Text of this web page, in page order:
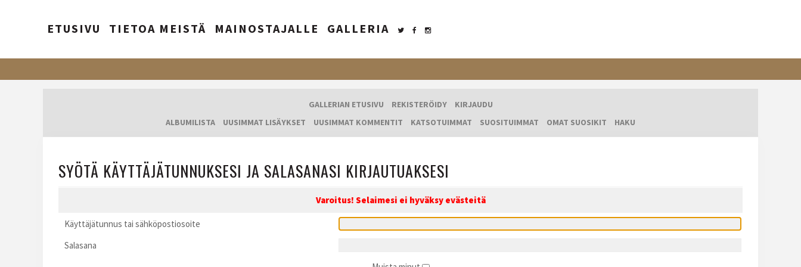
ETUSIVU TIETOA MEISTÄ MAINOSTAJALLE GALLERIA
GALLERIAN ETUSIVU REKISTERÖIDY
KIRJAUDU
ALBUMILISTA
UUSIMMAT LISÄYKSET UUSIMMAT KOMMENTIT KATSOTUIMMAT SUOSITUIMMAT OMAT SUOSIKIT HAKU
SYÖTÄ KÄYTTÄJÄTUNNUKSESI JA SALASANASI KIRJAUTUAKSESI
Varoitus! Selaimesi ei hyväksy evästeitä
Käyttäjätunnus tai sähköpostiosoite
Salasana